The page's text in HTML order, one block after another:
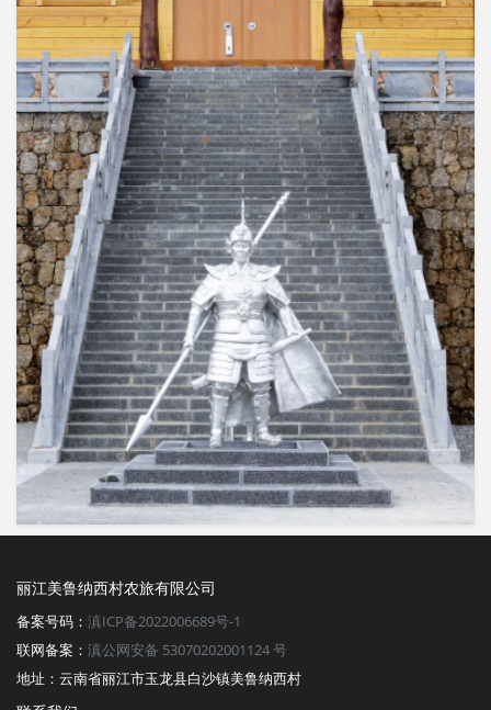
丽江美鲁纳西村农旅有限公司
备案号码： 滇ICP备2022006689号-1
联网备案： 滇公网安备 53070202001124 号
地址：云南省丽江市玉龙县白沙镇美鲁纳西村